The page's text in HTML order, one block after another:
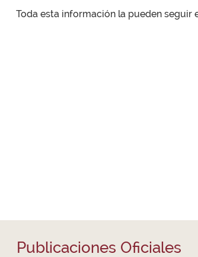
Toda esta información la pueden seguir
Publicaciones Oficiales